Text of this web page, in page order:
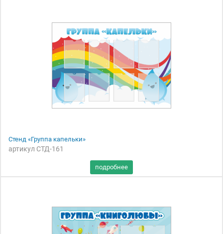
Стенд «Группа капельки»
артикул СТД-161